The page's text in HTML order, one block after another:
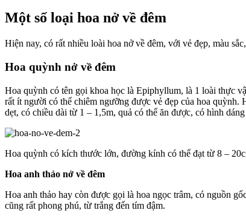
Một số loại hoa nở về đêm
Hiện nay, có rất nhiều loài hoa nở về đêm, với vẻ đẹp, màu
Hoa quỳnh nở về đêm
Hoa quỳnh có tên gọi khoa học là Epiphyllum, là 1 loài thực
rất ít người có thể chiêm ngưỡng được vẻ đẹp của hoa quỳnh.
dẹt, có chiều dài từ 1 – 1,5m, quả có thể ăn được, có hình
Hoa quỳnh có kích thước lớn, đường kính có thể đạt từ 8 –
Hoa anh thảo nở về đêm
Hoa anh thảo hay còn được gọi là hoa ngọc trâm, có nguồn
cũng rất phong phú, từ trắng đến tím đậm.